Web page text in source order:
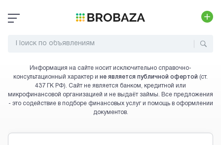
Информация на сайте носит исключительно справочно-
консультационный характер и не является публичной офертой (ст.
437 ГК РФ). Сайт не является банком, кредитной или
микрофинансовой организацией и не выдаёт займы. Все предложения
- это содействие в подборе финансовых услуг и помощь в оформлении
документов.